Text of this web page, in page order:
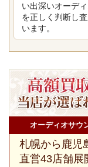
い出深いオーデ
を正しく判断し
います。
オーディオサウ
札幌から鹿児
直営43店舗展